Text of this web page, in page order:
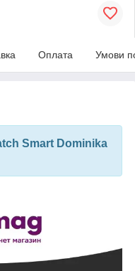
Оплата Умови
Smart Dominika